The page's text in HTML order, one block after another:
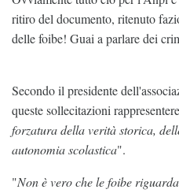
ritiro del documento, ritenuto
delle foibe! Guai a parlare dei
Secondo il presidente
queste sollecitazioni
forzatura della verità storica,
autonomia scolastica".
"Non è vero che le foibe